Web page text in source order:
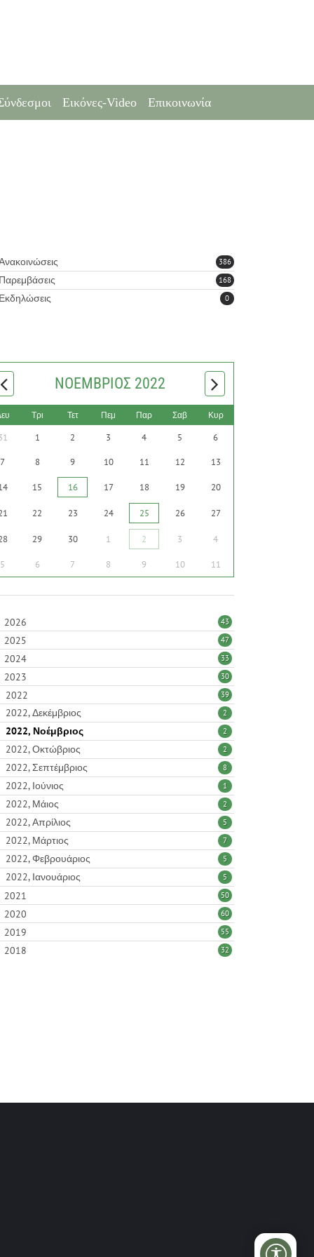
Εικόνες-Video Επικοινωνία
386
168
Παρεμβάσεις
0
Εκδηλώσεις
ΝΟΈΜΒΡΙΟΣ 2022
Τρι Τετ Πεμ Παρ Σαβ Κυρ
1 2 3 4 5 6
7 8 9 10 11 12 13
15 16 17 18 19 20
22 23 24 25 26 27
29 30 1 2 3 4
5 6 7 8 9 10 11
2026 43
2025 47
2024 33
2023 30
2022 39
2022, Δεκέμβριος 2
2022, Νοέμβριος 2
2022, Οκτώβριος 2
2022, Σεπτέμβριος 8
2022, Ιούνιος 1
2022, Μάιος 2
2022, Απρίλιος 5
2022, Μάρτιος 7
2022, Φεβρουάριος 5
2022, Ιανουάριος 5
2021 50
2020 60
2019 55
2018 32